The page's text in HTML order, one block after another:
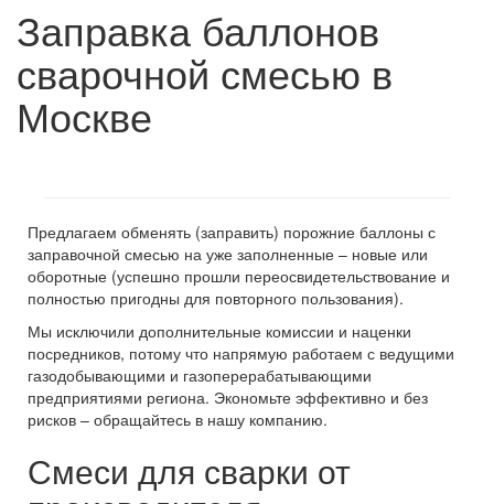
Заправка баллонов
сварочной смесью в
Москве
Предлагаем обменять (заправить) порожние баллоны с
заправочной смесью на уже заполненные – новые или
оборотные (успешно прошли переосвидетельствование и
полностью пригодны для повторного пользования).
Мы исключили дополнительные комиссии и наценки
посредников, потому что напрямую работаем с ведущими
газодобывающими и газоперерабатывающими
предприятиями региона. Экономьте эффективно и без
рисков – обращайтесь в нашу компанию.
Смеси для сварки от